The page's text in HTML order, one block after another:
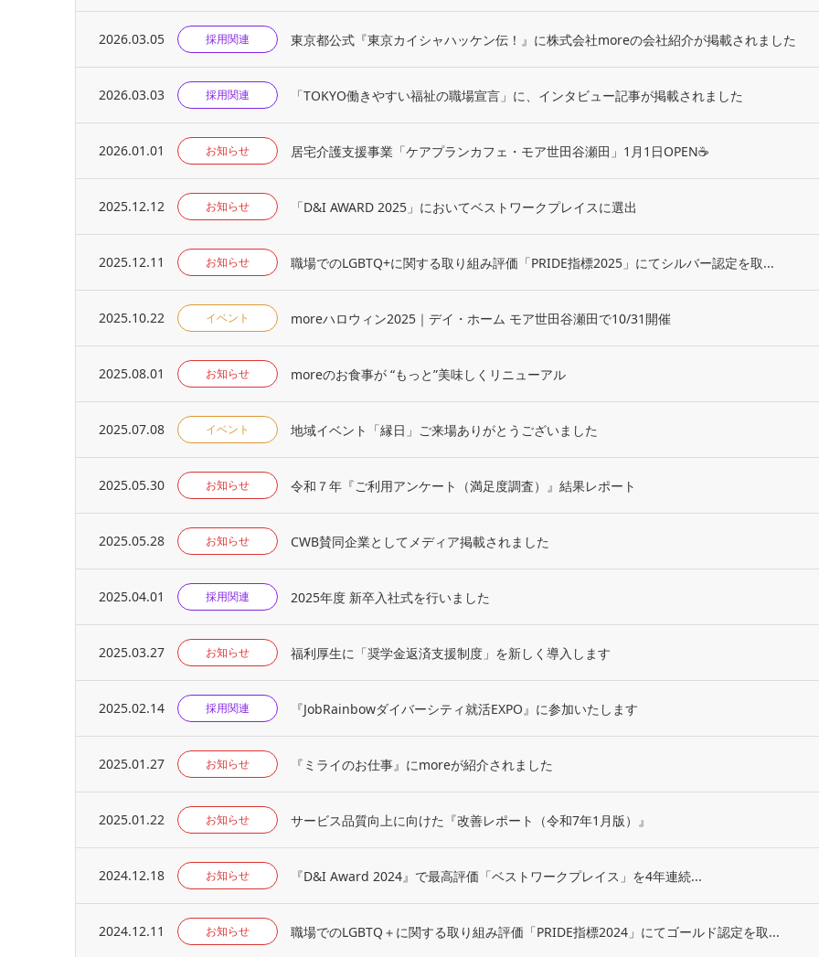
2026.03.05 採用関連 東京都公式『東京カイシャハッケン伝！』に株式会社moreの会社紹介が掲載されました
2026.03.03 採用関連 「TOKYO働きやすい福祉の職場宣言」に、インタビュー記事が掲載されました
2026.01.01 お知らせ 居宅介護支援事業「ケアプランカフェ・モア世田谷瀬田」1月1日OPEN☕
2025.12.12 お知らせ 「D&I AWARD 2025」においてベストワークプレイスに選出
2025.12.11 お知らせ 職場でのLGBTQ+に関する取り組み評価「PRIDE指標2025」にてシルバー認定を取...
2025.10.22 イベント moreハロウィン2025｜デイ・ホーム モア世田谷瀬田で10/31開催
2025.08.01 お知らせ moreのお食事が “もっと”美味しくリニューアル
2025.07.08 イベント 地域イベント「縁⽇」ご来場ありがとうございました
2025.05.30 お知らせ 令和７年『ご利用アンケート（満足度調査）』結果レポート
2025.05.28 お知らせ CWB賛同企業としてメディア掲載されました
2025.04.01 採用関連 2025年度 新卒入社式を行いました
2025.03.27 お知らせ 福利厚生に「奨学金返済支援制度」を新しく導入します
2025.02.14 採用関連 『JobRainbowダイバーシティ就活EXPO』に参加いたします
2025.01.27 お知らせ 『ミライのお仕事』にmoreが紹介されました
2025.01.22 お知らせ サービス品質向上に向けた『改善レポート（令和7年1月版）』
2024.12.18 お知らせ 『D&I Award 2024』で最高評価「ベストワークプレイス」を4年連続...
2024.12.11 お知らせ 職場でのLGBTQ＋に関する取り組み評価「PRIDE指標2024」にてゴールド認定を取...